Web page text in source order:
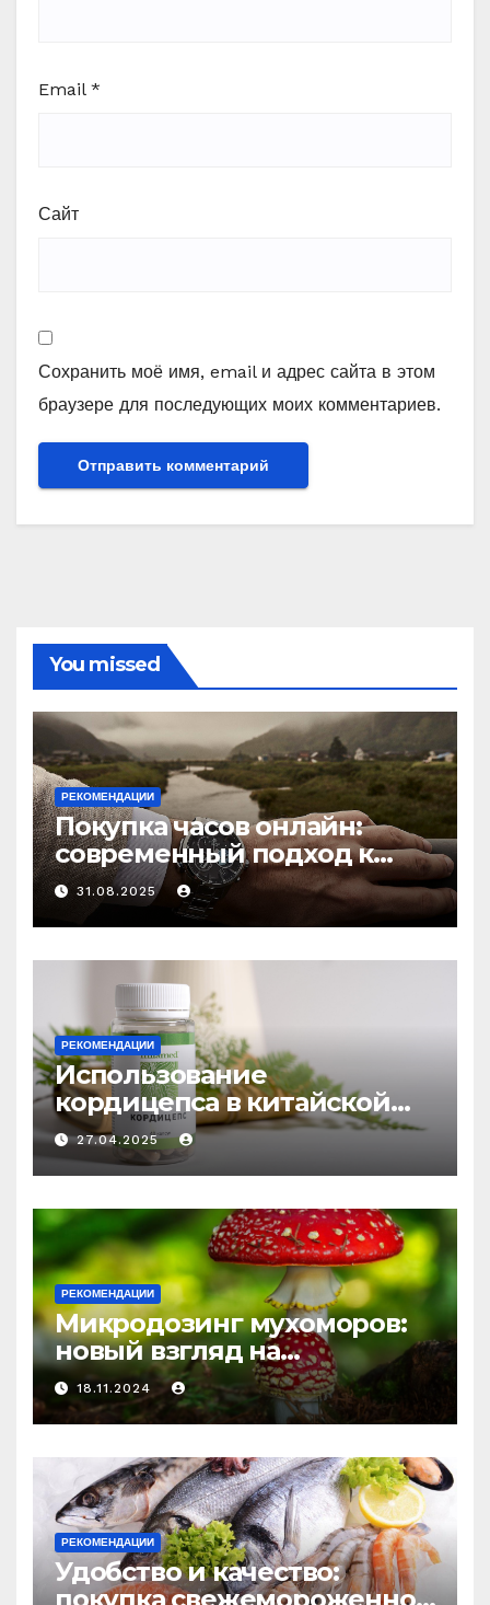
Email *
Сайт
Сохранить моё имя, email и адрес сайта в этом
браузере для последующих моих комментариев.
You missed
РЕКОМЕНДАЦИИ
Покупка часов онлайн:
современный подход к
выбору аксессуаров
31.08.2025
РЕКОМЕНДАЦИИ
Использование
кордицепса в китайской
медицине: природное
средство против усталости
и истощения
27.04.2025
РЕКОМЕНДАЦИИ
Микродозинг мухоморов:
новый взгляд на
психоделику
18.11.2024
РЕКОМЕНДАЦИИ
Удобство и качество: